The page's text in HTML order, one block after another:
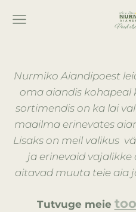
Nurmiko Aiandipoest
oma aiandis kohapeal
sortimendis on ka lai
maailma erinevates
Lisaks on meil valikus
ja erinevaid
aitavad muuta teie aia
Tutvuge meie